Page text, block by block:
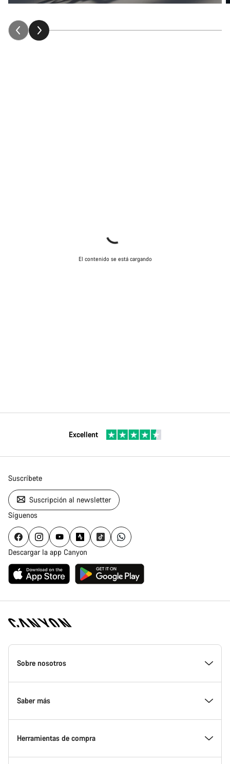
El contenido se está cargando
Excellent
Suscríbete
Suscripción al newsletter
Síguenos
Descargar la app Canyon
Canyon
Homepage
Sobre nosotros
Conoce Canyon
Innovación en Canyon
Saber más
Eventos
Herramientas de compra